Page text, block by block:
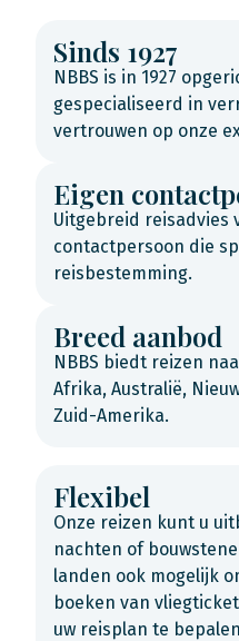
Sinds 1927
NBBS is in 1927
gespecialiseerd in
vertrouwen op onze
Eigen
Uitgebreid reisadvies
contactpersoon die
reisbestemming.
Breed aanbod
NBBS biedt reizen
Afrika, Australië,
Zuid-Amerika.
Flexibel
Onze reizen kunt u
nachten of
landen ook mogelijk
boeken van
uw reisplan te